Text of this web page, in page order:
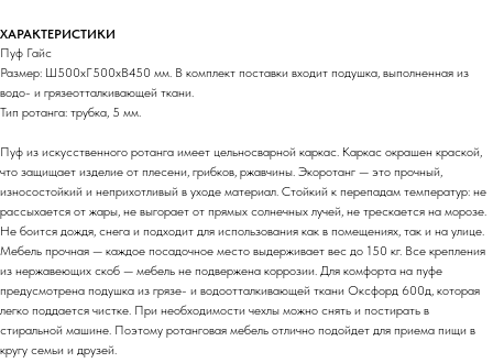
ХАРАКТЕРИСТИКИ
Пуф Гайс
Размер: Ш500хГ500хВ450 мм. В комплект поставки входит подушка, выполненная из
водо- и грязеотталкивающей ткани.
Тип ротанга: трубка, 5 мм.
Пуф из искусственного ротанга имеет цельносварной каркас. Каркас окрашен краской,
что защищает изделие от плесени, грибков, ржавчины. Экоротанг — это прочный,
износостойкий и неприхотливый в уходе материал. Стойкий к перепадам температур: не
рассыхается от жары, не выгорает от прямых солнечных лучей, не трескается на морозе.
Не боится дождя, снега и подходит для использования как в помещениях, так и на улице.
Мебель прочная — каждое посадочное место выдерживает вес до 150 кг. Все крепления
из нержавеющих скоб — мебель не подвержена коррозии. Для комфорта на пуфе
предусмотрена подушка из грязе- и водоотталкивающей ткани Оксфорд 600д, которая
легко поддается чистке. При необходимости чехлы можно снять и постирать в
стиральной машине. Поэтому ротанговая мебель отлично подойдет для приема пищи в
кругу семьи и друзей.